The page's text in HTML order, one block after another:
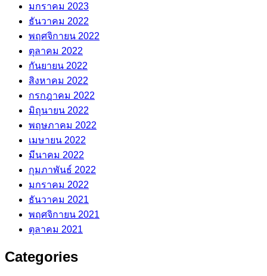
มกราคม 2023
ธันวาคม 2022
พฤศจิกายน 2022
ตุลาคม 2022
กันยายน 2022
สิงหาคม 2022
กรกฎาคม 2022
มิถุนายน 2022
พฤษภาคม 2022
เมษายน 2022
มีนาคม 2022
กุมภาพันธ์ 2022
มกราคม 2022
ธันวาคม 2021
พฤศจิกายน 2021
ตุลาคม 2021
Categories